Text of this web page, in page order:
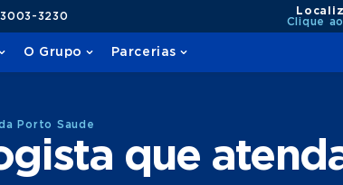
3003-3230
Clique
O Grupo Parcerias
Porto Saude
que